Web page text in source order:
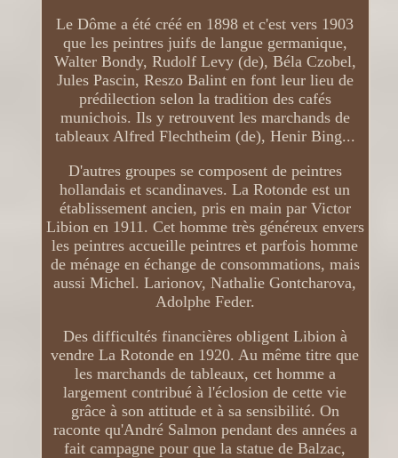
Le Dôme a été créé en 1898 et c'est vers 1903
que les peintres juifs de langue germanique,
Walter Bondy, Rudolf Levy (de), Béla Czobel,
Jules Pascin, Reszo Balint en font leur lieu de
prédilection selon la tradition des cafés
munichois. Ils y retrouvent les marchands de
tableaux Alfred Flechtheim (de), Henir Bing...
D'autres groupes se composent de peintres
hollandais et scandinaves. La Rotonde est un
établissement ancien, pris en main par Victor
Libion en 1911. Cet homme très généreux envers
les peintres accueille peintres et parfois homme
de ménage en échange de consommations, mais
aussi Michel. Larionov, Nathalie Gontcharova,
Adolphe Feder.
Des difficultés financières obligent Libion à
vendre La Rotonde en 1920. Au même titre que
les marchands de tableaux, cet homme a
largement contribué à l'éclosion de cette vie
grâce à son attitude et à sa sensibilité. On
raconte qu'André Salmon pendant des années a
fait campagne pour que la statue de Balzac,